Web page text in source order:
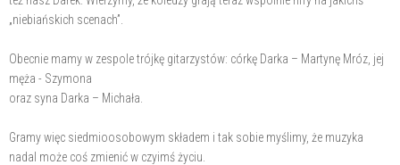
„niebiańskich scenach”.
Obecnie mamy w zespole trójkę gitarzystów: córkę Darka – Martynę Mróz, jej
męża - Szymona
oraz syna Darka – Michała.
Gramy więc siedmioosobowym składem i tak sobie myślimy, że muzyka
nadal może coś zmienić w czyimś życiu.